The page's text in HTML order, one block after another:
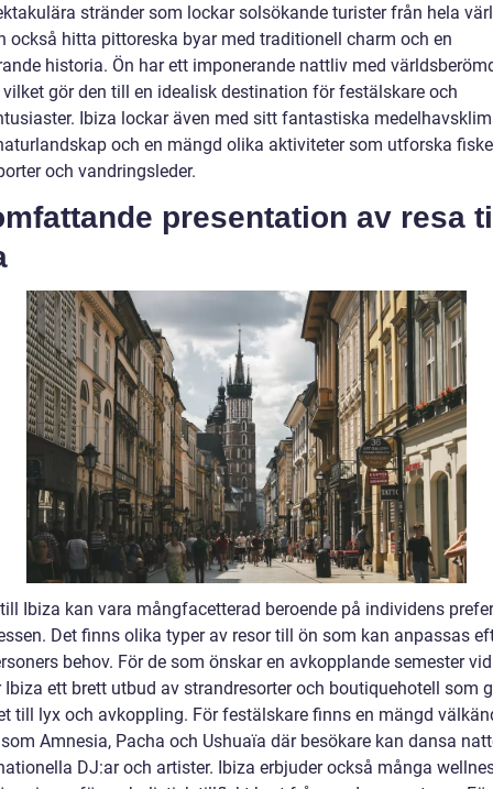
stränder som lockar solsökande turister från hela
också hitta pittoreska byar med traditionell charm och en
historia. Ön har ett imponerande nattliv med
vilket gör den till en idealisk destination för festälskare och
Ibiza lockar även med sitt fantastiska
och en mängd olika aktiviteter som utforska
och vandringsleder.
presentation av resa
Ibiza kan vara mångfacetterad beroende på individens
Det finns olika typer av resor till ön som kan anpassas
behov. För de som önskar en avkopplande semester
Ibiza ett brett utbud av strandresorter och boutiquehotell som
till lyx och avkoppling. För festälskare finns en mängd
Amnesia, Pacha och Ushuaïa där besökare kan dansa
DJ:ar och artister. Ibiza erbjuder också många